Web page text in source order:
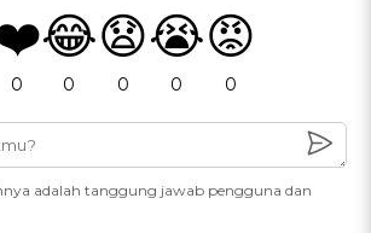
0
😂
0
😧
0
😭
0
😡
0
adalah tanggung jawab pengguna dan